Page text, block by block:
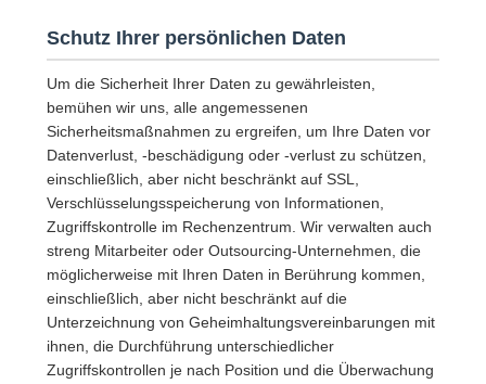
Schutz Ihrer persönlichen Daten
Um die Sicherheit Ihrer Daten zu gewährleisten,
bemühen wir uns, alle angemessenen
Sicherheitsmaßnahmen zu ergreifen, um Ihre Daten vor
Datenverlust, -beschädigung oder -verlust zu schützen,
einschließlich, aber nicht beschränkt auf SSL,
Verschlüsselungsspeicherung von Informationen,
Zugriffskontrolle im Rechenzentrum. Wir verwalten auch
streng Mitarbeiter oder Outsourcing-Unternehmen, die
möglicherweise mit Ihren Daten in Berührung kommen,
einschließlich, aber nicht beschränkt auf die
Unterzeichnung von Geheimhaltungsvereinbarungen mit
ihnen, die Durchführung unterschiedlicher
Zugriffskontrollen je nach Position und die Überwachung